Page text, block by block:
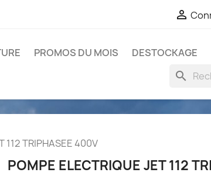

PROMOS DU MOIS DESTOCKAGE
search
112 TRIPHASEE 400V
POMPE ELECTRIQUE JET 112